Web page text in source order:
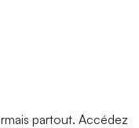
partout. Accédez